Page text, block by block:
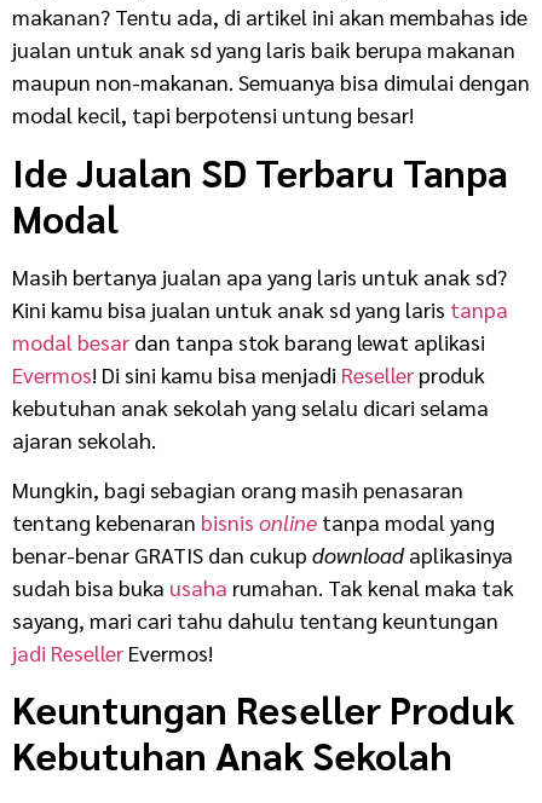
makanan? Tentu ada, di artikel ini akan membahas ide
jualan untuk anak sd yang laris baik berupa makanan
maupun non-makanan. Semuanya bisa dimulai dengan
modal kecil, tapi berpotensi untung besar!
IdeJualan SD Terbaru Tanpa
Modal
Masih bertanya jualan apa yang laris untuk anak sd?
Kini kamu bisa jualan untuk anak sd yang laris tanpa
modal besar dan tanpa stok barang lewat aplikasi
Evermos! Di sini kamu bisa menjadi Reseller produk
kebutuhan anak sekolah yang selalu dicari selama
ajaran sekolah.
Mungkin, bagi sebagian orang masih penasaran
tentang kebenaran bisnis online tanpa modal yang
benar-benar GRATIS dan cukup downloadaplikasinya
sudah bisa buka usaha rumahan. Tak kenal maka tak
sayang, mari cari tahu dahulu tentang keuntungan
jadi Reseller Evermos!
Keuntungan Reseller Produk
Kebutuhan Anak Sekolah